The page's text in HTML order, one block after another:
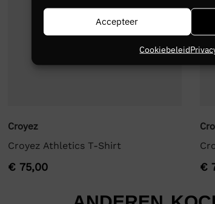
Accepteer
Cookiebeleid
Croyez
Croyez Athletics T-Shirt
€75,00 €